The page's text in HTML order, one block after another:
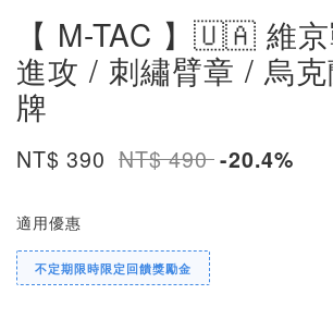
【 M-TAC 】🇺🇦 維
進攻 / 刺繡臂章 / 烏
牌
NT$ 390 NT$ 490-20.4%
適用優惠
不定期限時限定回饋獎勵金